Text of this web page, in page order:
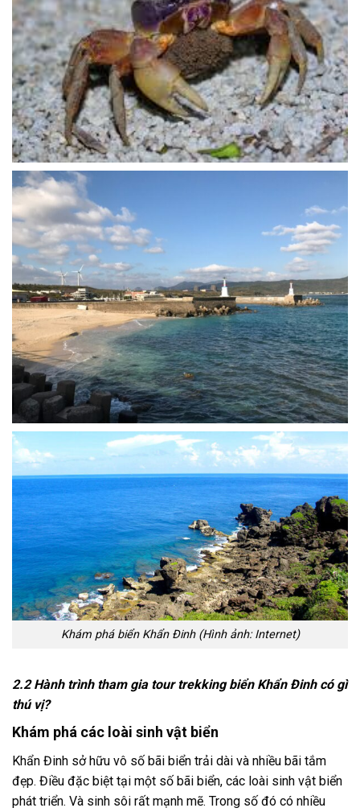
Khám phá biển Khẩn Đinh (Hình ảnh: Internet)
2.2 Hành trình tham gia tour trekking biển Khẩn Đinh có gì
thú vị?
Khám phá các loài sinh vật biển
Khẩn Đinh sở hữu vô số bãi biển trải dài và nhiều bãi tắm
đẹp. Điều đặc biệt tại một số bãi biển, các loài sinh vật biển
phát triển. Và sinh sôi rất mạnh mẽ. Trong số đó có nhiều